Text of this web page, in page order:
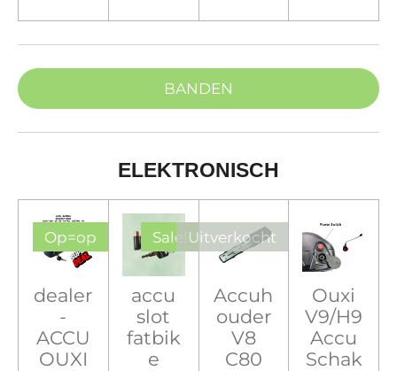
BANDEN
ELEKTRONISCH
Op=op
dealer
-
ACCU
OUXI
Sale!
accu
slot
fatbik
e
Uitverkocht
Accuh
ouder
V8
C80
Ouxi
V9/H9
Accu
Schak